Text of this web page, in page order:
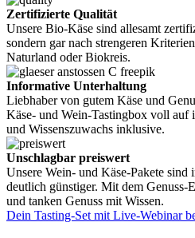
Zertifizierte Qualität
Unsere Bio-Käse sind allesamt
sondern gar nach strengeren
Naturland oder Biokreis.
Informative Unterhaltung
Liebhaber von gutem Käse und
Käse- und Wein-Tastingbox voll auf
und Wissenszuwachs inklusive.
Unschlagbar preiswert
Unsere Wein- und Käse-Pakete
deutlich günstiger. Mit dem Genuss-
und tanken Genuss mit Wissen.
Dein Tasting-Set mit Live-Webinar